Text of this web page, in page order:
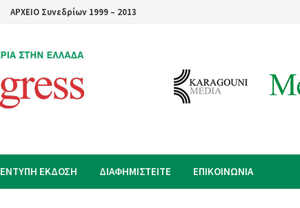
ΑΡΧΕΙΟ Συνεδρίων 1999 – 2013
ΕΝΤΥΠΗ ΕΚΔΟΣΗ ΔΙΑΦΗΜΙΣΤΕΙΤΕ ΕΠΙΚΟΙΝΩΝΙΑ